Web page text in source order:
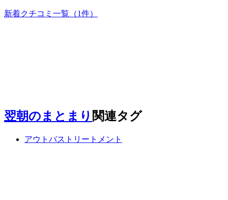
新着クチコミ一覧 （1件）
翌朝のまとまり 関連タグ
アウトバストリートメント